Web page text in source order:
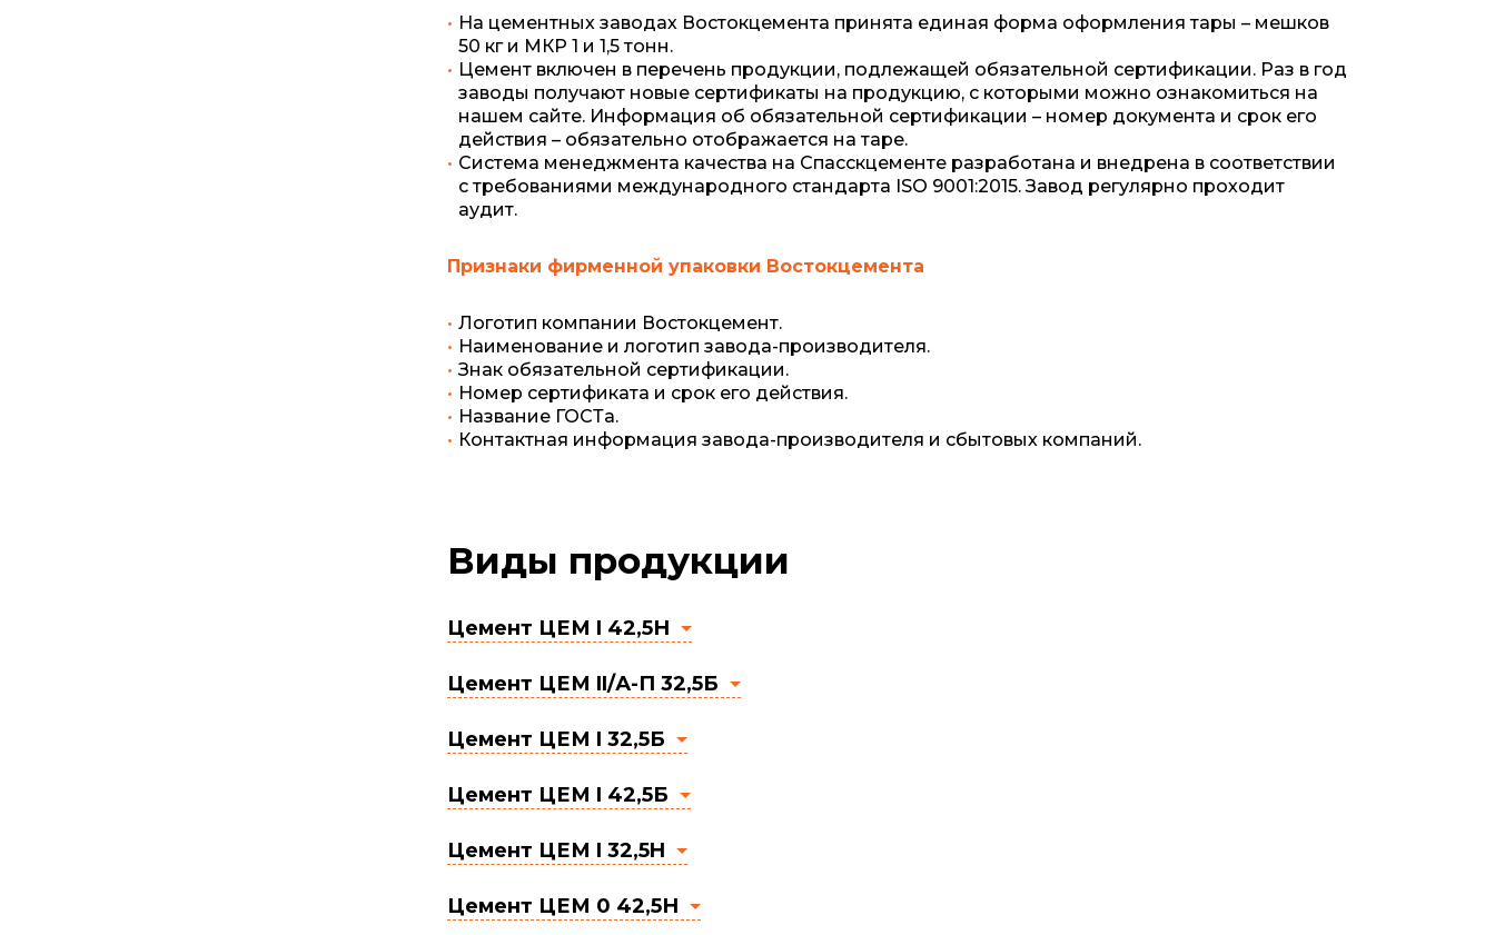
На цементных заводах Востокцемента принята единая форма оформления тары – мешков
50 кг и МКР 1 и 1,5 тонн.
Цемент включен в перечень продукции, подлежащей обязательной сертификации. Раз в год
заводы получают новые сертификаты на продукцию, с которыми можно ознакомиться на
нашем сайте. Информация об обязательной сертификации – номер документа и срок его
действия – обязательно отображается на таре.
Система менеджмента качества на Спасскцементе разработана и внедрена в соответствии
с требованиями международного стандарта ISO 9001:2015. Завод регулярно проходит
аудит.
Признаки фирменной упаковки Востокцемента
Логотип компании Востокцемент.
Наименование и логотип завода-производителя.
Знак обязательной сертификации.
Номер сертификата и срок его действия.
Название ГОСТа.
Контактная информация завода-производителя и сбытовых компаний.
Виды продукции
Цемент ЦЕМ I 42,5Н
Цемент ЦЕМ II/А-П 32,5Б
Цемент ЦЕМ I 32,5Б
Цемент ЦЕМ I 42,5Б
Цемент ЦЕМ I 32,5H
Цемент ЦЕМ 0 42,5Н